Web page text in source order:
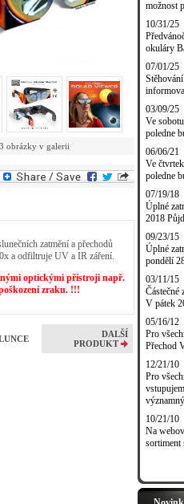
3 obrázky v galerii
zatmění a přechodů
a odfiltruje UV a IR záření.
optickými přístroji např.
zraku. !!!
DALŠÍ
PRODUKT
možnost
10/31/25
okuláry
07/01/25
03/09/25
Ve
poledne
06/06/21
Ve
poledne
07/19/18
Úplné
2018
09/23/15
Úplné
pondělí
03/11/15
Částečné
V pátek
05/16/12
Pro
Přechod
12/21/10
Pro
10/21/10
Na
sortiment